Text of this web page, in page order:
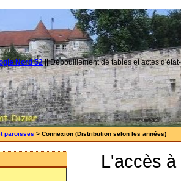
Nord 52||Dépouillement de tables et actes
paroisses > Connexion (Distribution selon les années)
L'accès